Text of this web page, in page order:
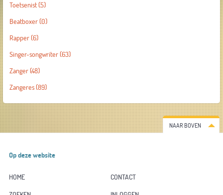
Toetsenist(5)
Beatboxer(0)
Rapper(6)
Singer-songwriter(63)
Zanger(48)
Zangeres(89)
NAAR BOVEN
Op deze website
HOME
CONTACT